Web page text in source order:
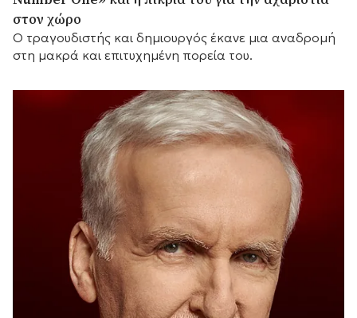
στον χώρο
Ο τραγουδιστής και δημιουργός έκανε μια αναδρομή
στη μακρά και επιτυχημένη πορεία του.